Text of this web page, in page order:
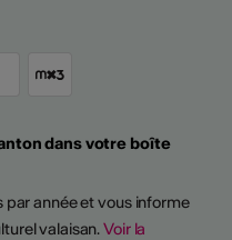
dans votre boîte
année et vous informe
valaisan.Voir la